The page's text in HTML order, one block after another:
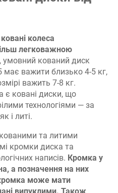
колеса
легковажною
умовний кований диск
має важити близько 4-5 кг,
важить 7-8 кг.
є ковані диски, що
технологіями — за
і литі.
кованими та литими
кромки диска та
написів. Кромка у
а позначення на них
може мати